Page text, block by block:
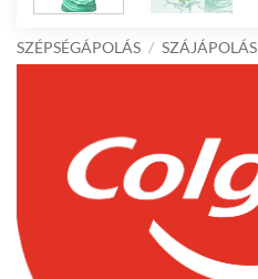
SZÉPSÉGÁPOLÁS / SZÁJÁPOLÁS